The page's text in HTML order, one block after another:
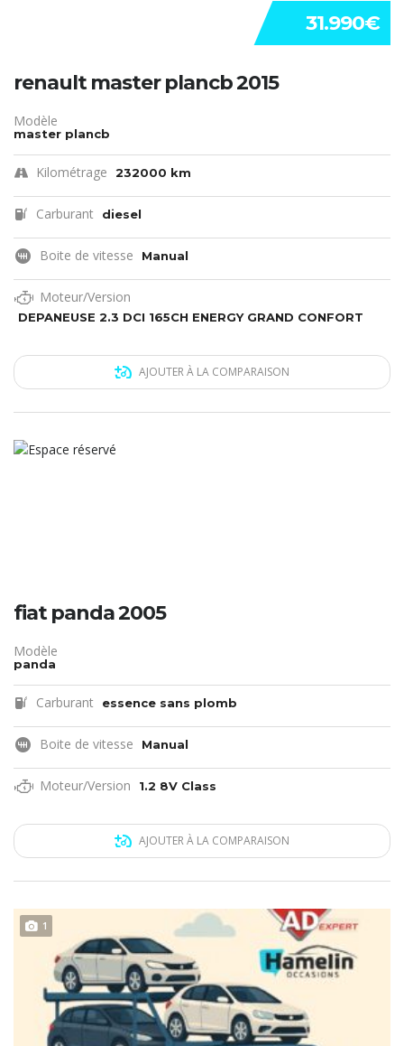
31.990€
renault master plancb 2015
Modèle
master plancb
Kilométrage 232000 km
Carburant diesel
Boite de vitesse Manual
Moteur/Version
DEPANEUSE 2.3 DCI 165CH ENERGY GRAND CONFORT
AJOUTER À LA COMPARAISON
fiat panda 2005
Modèle
panda
Carburant essence sans plomb
Boite de vitesse Manual
Moteur/Version 1.2 8V Class
AJOUTER À LA COMPARAISON
1